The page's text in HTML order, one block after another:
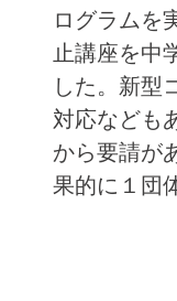
ログラムを
止講座を中
した。新型
対応なども
から要請が
果的に１団